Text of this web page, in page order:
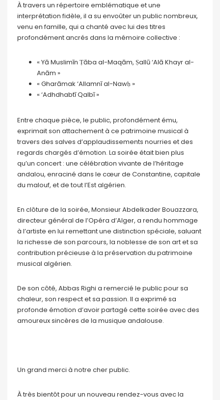
À travers un répertoire emblématique et une
interprétation fidèle, il a su envoûter un public nombreux,
venu en famille, qui a chanté avec lui des titres
profondément ancrés dans la mémoire collective :
« Yā Muslimīn Ṭāba al-Maqām, Ṣallū ‘Alā Khayr al-
Anām »
« Gharāmak ‘Allamnī al-Nawḥ »
« ‘Adhdhabtī Qalbī »
Entre chaque pièce, le public, profondément ému,
exprimait son attachement à ce patrimoine musical à
travers des salves d’applaudissements nourries et des
regards chargés d’émotion. La soirée était bien plus
qu’un concert : une célébration vivante de l’héritage
andalou, enraciné dans le cœur de Constantine, capitale
du malouf, et de tout l’Est algérien.
En clôture de la soirée, Monsieur Abdelkader Bouazzara,
directeur général de l’Opéra d’Alger, a rendu hommage
à l’artiste en lui remettant une distinction spéciale, saluant
la richesse de son parcours, la noblesse de son art et sa
contribution précieuse à la préservation du patrimoine
musical algérien.
De son côté, Abbas Righi a remercié le public pour sa
chaleur, son respect et sa passion. Il a exprimé sa
profonde émotion d’avoir partagé cette soirée avec des
amoureux sincères de la musique andalouse.
Un grand merci à notre cher public.
À très bientôt pour un nouveau rendez-vous avec la